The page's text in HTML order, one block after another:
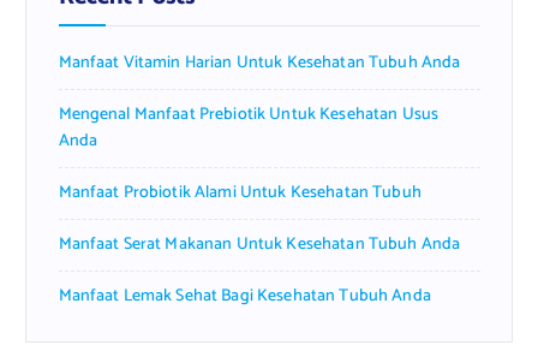
o
:Manfaat Vitamin Harian Untuk Kesehatan Tubuh Anda
Mengenal Manfaat Prebiotik Untuk Kesehatan Usus
Anda
Manfaat Probiotik Alami Untuk Kesehatan Tubuh
Manfaat Serat Makanan Untuk Kesehatan Tubuh Anda
Manfaat Lemak Sehat Bagi Kesehatan Tubuh Anda